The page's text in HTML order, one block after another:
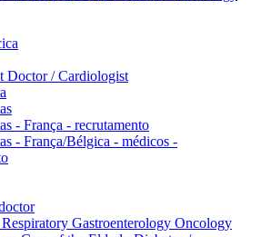
Doctor / Cardiologist
- França - recrutamento
- França/Bélgica - médicos -
Gastroenterology Oncology